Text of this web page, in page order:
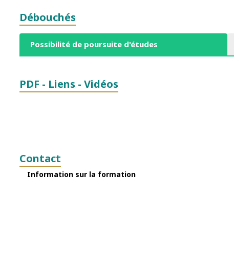
Débouchés
Possibilité de poursuite d'études
PDF - Liens - Vidéos
Contact
Information sur la formation